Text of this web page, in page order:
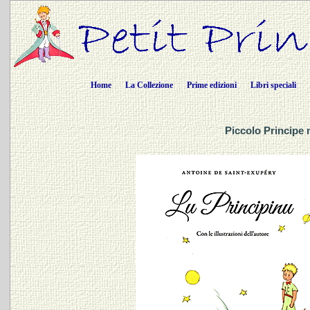
Home La Collezione Prime edizioni Libri speciali
Piccolo Principe